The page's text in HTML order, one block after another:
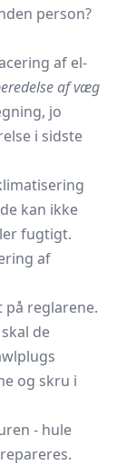
person?
af el-
af væg
jo
i sidste
kan ikke
fugtigt.
af
på reglarene.
de
og skru i
- hule